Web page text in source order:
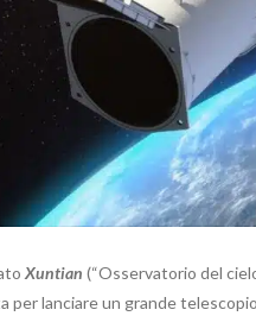
Xuntian (“Osservatorio del
per lanciare un grande